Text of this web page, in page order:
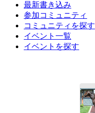
最新書き込み
参加コミュニティ
コミュニティを探す
イベント一覧
イベントを探す